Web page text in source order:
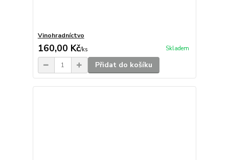
Vinohradníctvo
160,00 Kč/ks Skladem
Přidat do košíku